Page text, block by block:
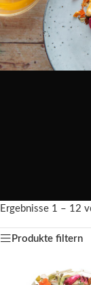
Ergebnisse 1 – 12
Produkte filtern